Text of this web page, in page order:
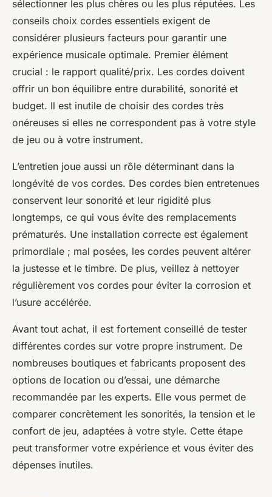
sélectionner les plus chères ou les plus réputées. Les
conseils choix cordes essentiels exigent de
considérer plusieurs facteurs pour garantir une
expérience musicale optimale. Premier élément
crucial : le rapport qualité/prix. Les cordes doivent
offrir un bon équilibre entre durabilité, sonorité et
budget. Il est inutile de choisir des cordes très
onéreuses si elles ne correspondent pas à votre style
de jeu ou à votre instrument.
L’entretien joue aussi un rôle déterminant dans la
longévité de vos cordes. Des cordes bien entretenues
conservent leur sonorité et leur rigidité plus
longtemps, ce qui vous évite des remplacements
prématurés. Une installation correcte est également
primordiale ; mal posées, les cordes peuvent altérer
la justesse et le timbre. De plus, veillez à nettoyer
régulièrement vos cordes pour éviter la corrosion et
l’usure accélérée.
Avant tout achat, il est fortement conseillé de tester
différentes cordes sur votre propre instrument. De
nombreuses boutiques et fabricants proposent des
options de location ou d’essai, une démarche
recommandée par les experts. Elle vous permet de
comparer concrètement les sonorités, la tension et le
confort de jeu, adaptées à votre style. Cette étape
peut transformer votre expérience et vous éviter des
dépenses inutiles.